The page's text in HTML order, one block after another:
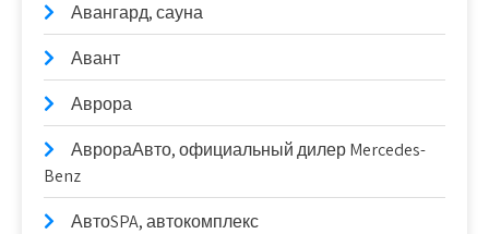
Авангард, сауна
Авант
Аврора
АврораАвто, официальный дилер Mercedes-
Benz
АвтоSPA, автокомплекс